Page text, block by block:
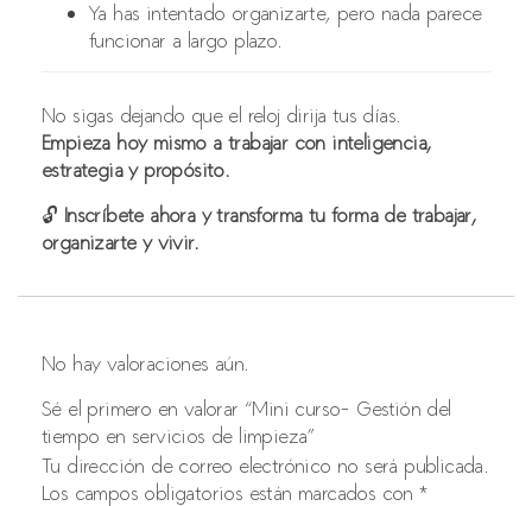
Ya has intentado organizarte, pero nada parece
funcionar a largo plazo.
No sigas dejando que el reloj dirija tus días.
Empieza hoy mismo a trabajar con inteligencia,
estrategia y propósito.
🔓 Inscríbete ahora y transforma tu forma de trabajar,
organizarte y vivir.
No hay valoraciones aún.
Sé el primero en valorar “Mini curso- Gestión del
tiempo en servicios de limpieza”
Tu dirección de correo electrónico no será publicada.
Los campos obligatorios están marcados con*